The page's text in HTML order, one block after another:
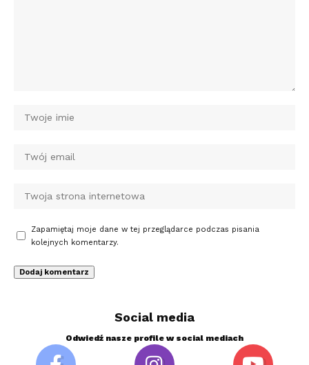
Zapamiętaj moje dane w tej przeglądarce podczas pisania
kolejnych komentarzy.
Social media
Odwiedź nasze profile w social mediach